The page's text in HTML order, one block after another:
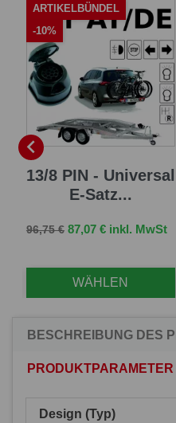

13/8 PIN - Universal
E-Satz...
Verkaufspreis
96,75 € Preis
87,07 € inkl. MwSt
WÄHLEN
ARTIKELBÜNDEL
-10%
BESCHREIBUNG DES
PRODUKTPARAMETER
Design (Typ)